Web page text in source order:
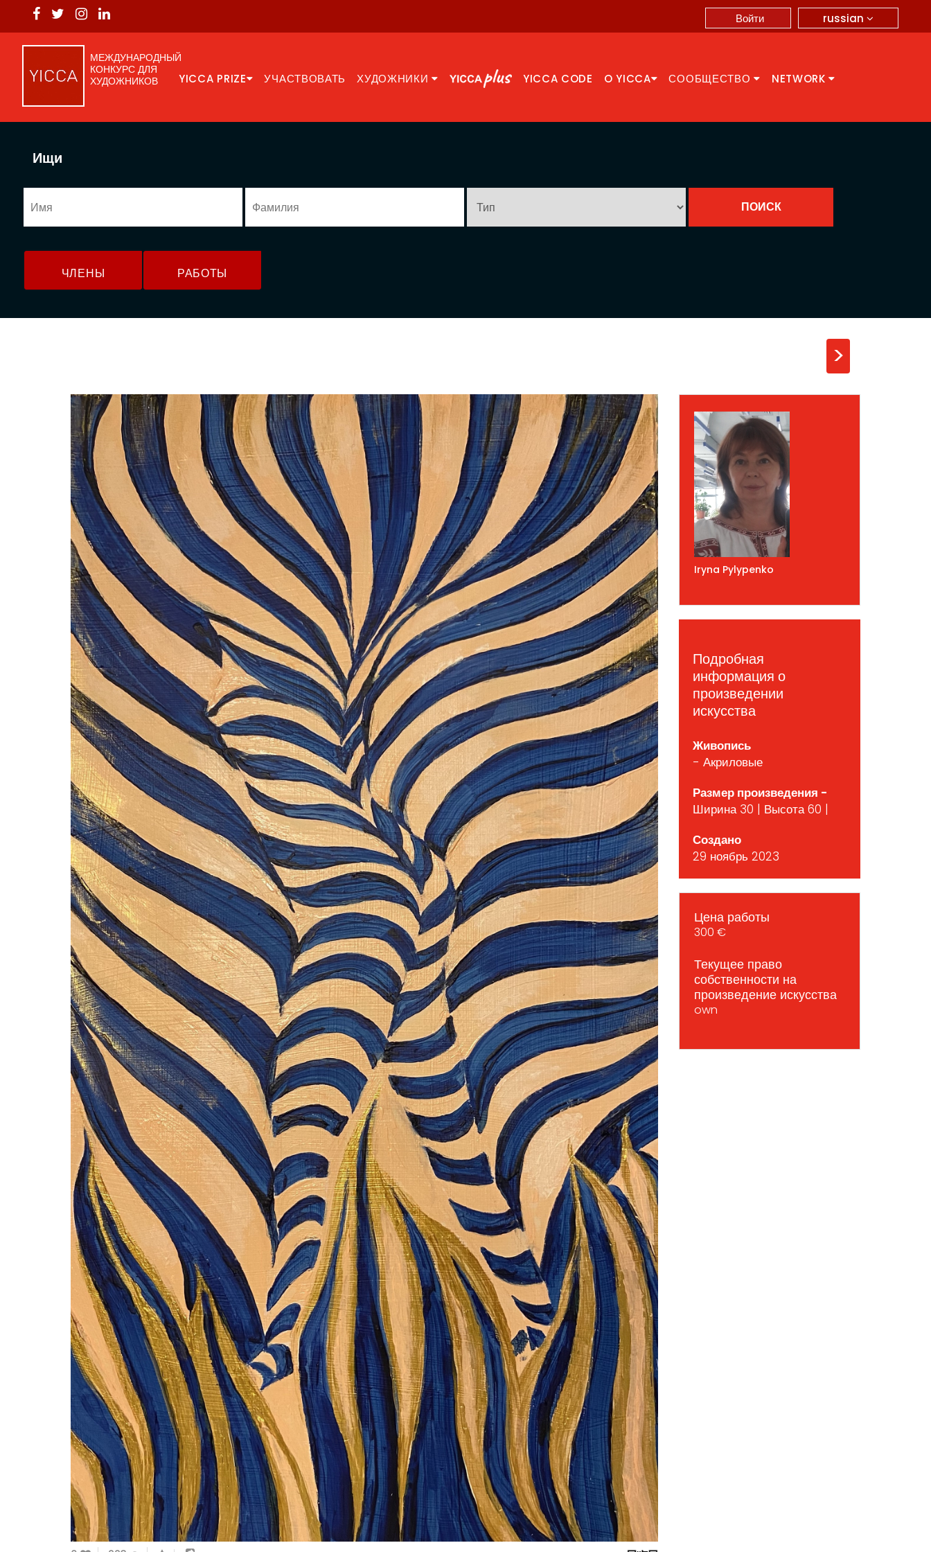
russian
Войти
МЕЖДУНАРОДНЫЙ
КОНКУРС ДЛЯ
ХУДОЖНИКОВ
YICCA PRIZE УЧАСТВОВАТЬ ХУДОЖНИКИ YICCA CODE O YICCA СООБЩЕСТВО NETWORK
Ищи
ЧЛЕНЫ РАБОТЫ
>
Iryna Pylypenko
Подробная
информация о
произведении
искусства
Живопись
- Акриловые
Размер произведения -
Ширина 30 | Высота 60 |
Создано
29 ноябрь 2023
Цена работы
300 €
Текущее право
собственности на
произведение искусства
own